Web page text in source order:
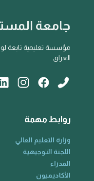
جامعة
مؤسسة تعليمية تابعة
العراق
روابط مهمة
وزارة التعليم العالي
اللجنة التوجيهية
المدراء
الأكاديميون